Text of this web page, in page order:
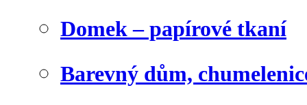
Domek – papírové tkaní
Barevný dům,